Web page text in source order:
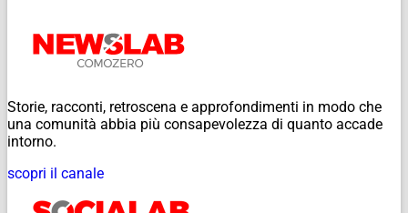
Storie, racconti, retroscena e approfondimenti in modo che
una comunità abbia più consapevolezza di quanto accade
intorno.
scopri il canale